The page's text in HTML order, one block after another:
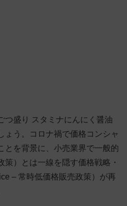
つ盛り スタミナにんにく醤油
ょう。コロナ禍で価格コンシャ
とを背景に、小売業界で一般的
）とは一線を隠す価格戦略・
– 常時低価格販売政策）が再